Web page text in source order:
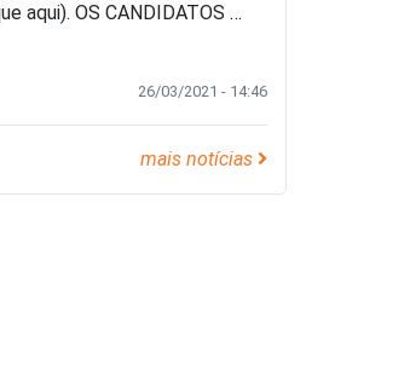
aqui). OS CANDIDATOS …
26/03/2021 - 14:46
mais notícias